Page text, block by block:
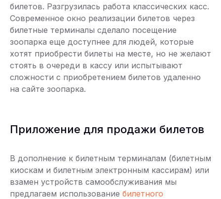
билетов. Разгрузилась работа классических касс.
Современное окно реализации билетов через
билетные терминалы сделало посещение
зоопарка еще доступнее для людей, которые
хотят приобрести билеты на месте, но не желают
стоять в очереди в кассу или испытывают
сложности с приобретением билетов удаленно
на сайте зоопарка.
Приложение для продажи билетов
В дополнение к билетным терминалам (билетным
киоскам и билетным электронным кассирам) или
взамен устройств самообслуживания мы
предлагаем использование билетного